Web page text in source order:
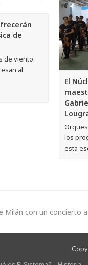
de
de viento
al
El
los
esta
Milán con un concierto